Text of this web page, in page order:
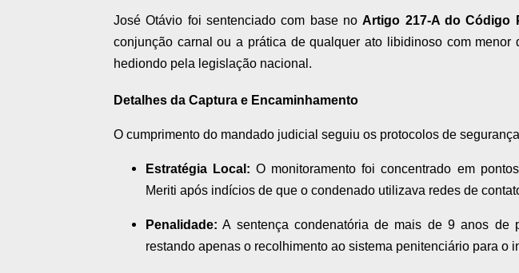
José Otávio foi sentenciado com base noArtigo 217-A do Código
conjunção carnal ou a prática de qualquer ato libidinoso com menor
hediondo pela legislação nacional.
Detalhes da Captura e Encaminhamento
O cumprimento do mandado judicial seguiu os protocolos de
Estratégia Local: O monitoramento foi concentrado em
Meriti após indícios de que o condenado utilizava redes de
Penalidade: A sentença condenatória de mais de 9 anos de
restando apenas o recolhimento ao sistema penitenciário para o